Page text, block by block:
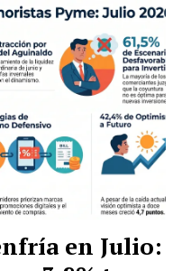
en Julio: